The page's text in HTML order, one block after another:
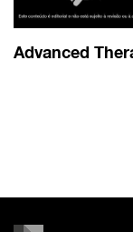
Advanced